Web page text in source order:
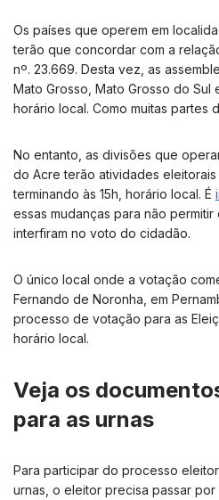
Os países que operem em
terão que concordar com a
nº. 23.669. Desta vez, as
Mato Grosso, Mato Grosso do Sul
horário local. Como muitas partes
No entanto, as divisões que
do Acre terão atividades
terminando às 15h, horário local. É
essas mudanças para não
interfiram no voto do cidadão.
O único local onde a votação
Fernando de Noronha, em
processo de votação para as
horário local.
Veja os
para as urnas
Para participar do processo
urnas, o eleitor precisa passar